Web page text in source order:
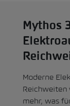
Mythos
Moderne
Reichweiten
mehr, was